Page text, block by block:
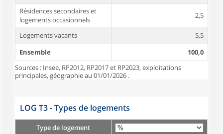
Résidences secondaires et
logements occasionnels
2,5
Logements vacants
5,5
Ensemble
100,0
Sources : Insee, RP2012, RP2017 et RP2023, exploitations
principales, géographie au 01/01/2026 .
LOG T3 - Types de logements
Type de logement